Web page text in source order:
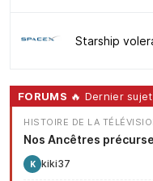
Starship
FORUMS 🔥 Dernier
HISTOIRE DE LA
Nos Ancêtres
K kiki37